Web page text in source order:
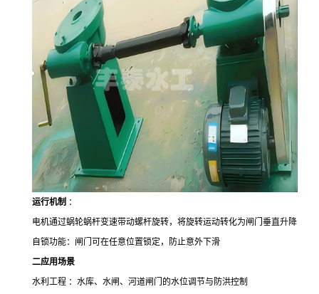
运行机制 ：
电机通过蜗轮蜗杆变速带动螺杆旋转，将旋转运动转化为闸门垂直升降
自锁功能：闸门可在任意位置锁定，防止意外下滑
二应用场景
水利工程 ：水库、水闸、河道闸门的水位调节与防洪控制